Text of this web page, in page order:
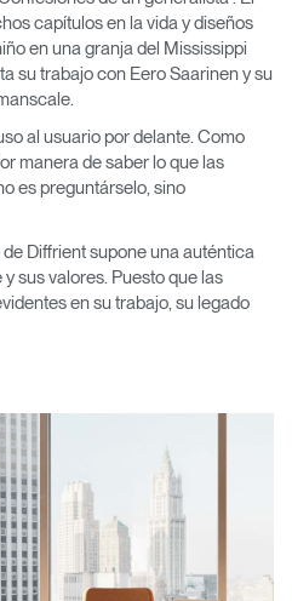
capítulos en la vida y diseños
en una granja del Mississippi
su trabajo con Eero Saarinen y su
al usuario por delante. Como
manera de saber lo que las
es preguntárselo, sino
Diffrient supone una auténtica
sus valores. Puesto que las
en su trabajo, su legado